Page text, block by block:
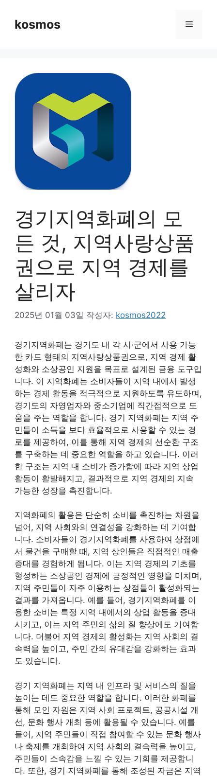
kosmos 메
경기지역화폐의 모
든 것, 지역사랑상품
권으로 지역 경제를
살리자
2025년 01월 03일 작성자: kosmos2022
경기지역화폐는 경기도 내 각 시·군에서 사용 가능
한 카드 형태의 지역사랑상품권으로, 지역 경제 활
성화와 소상공인 지원을 목표로 설계된 금융 도구입
니다. 이 지역화폐는 소비자들이 지역 내에서 발생
하는 경제 활동을 적극적으로 지원하도록 유도하며,
경기도의 자영업자와 중소기업에 직간접적으로 도
움을 주는 역할을 합니다. 경기 지역화폐는 지역 주
민들이 소득을 보다 효율적으로 사용할 수 있는 경
로를 제공하여, 이를 통해 지역 경제의 선순환 구조
를 구축하는 데 중요한 역할을 하고 있습니다. 이러
한 구조는 지역 내 소비가 증가함에 따라 지역 상업
활동이 활발해지고, 결과적으로 지역 경제의 지속
가능한 성장을 촉진합니다.
지역화폐의 활용은 단순히 소비를 촉진하는 차원을
넘어, 지역 사회와의 연결성을 강화하는 데 기여합
니다. 소비자들이 경기지역화폐를 사용하여 상점에
서 물건을 구매할 때, 지역 상인들은 직접적인 매출
증대를 경험하게 됩니다. 이는 지역 경제의 기초를
형성하는 소상공인 경제에 긍정적인 영향을 미치며,
지역 주민들이 자주 이용하는 상점들이 활성화되는
결과를 가져옵니다. 예를 들어, 경기지역화폐를 이
용한 소비는 특정 지역 내에서의 상업 활동을 증대
시키고, 이는 지역 주민의 삶의 질 향상에도 기여합
니다. 더불어 지역 경제의 활성화는 지역 사회의 결
속력을 높이고, 주민 간의 유대감을 강화하는 효과
도 있습니다.
경기 지역화폐는 지역 내 인프라 및 서비스의 질을
높이는 데도 중요한 역할을 합니다. 이러한 화폐를
통해 모인 자원은 지역 사회 프로젝트, 공공시설 개
선, 문화 행사 개최 등에 활용될 수 있습니다. 예를
들어, 지역 주민들이 직접 참여할 수 있는 문화 행사
나 축제를 개최하여 지역 사회의 결속력을 높이고,
주민들이 소속감을 느낄 수 있는 기회를 제공합니
다. 또한, 경기 지역화폐를 통해 조성된 자금은 지역